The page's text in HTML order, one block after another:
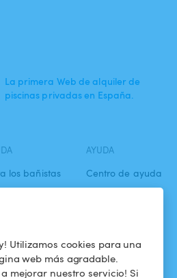
Utilizamos cookies para una
web más agradable.
mejorar nuestro servicio! Si
La primera Web de alquiler de
piscinas privadas en España.
los bañistas
funciona?
AYUDA
Centro de ayuda
confidencialidad
Aviso legal